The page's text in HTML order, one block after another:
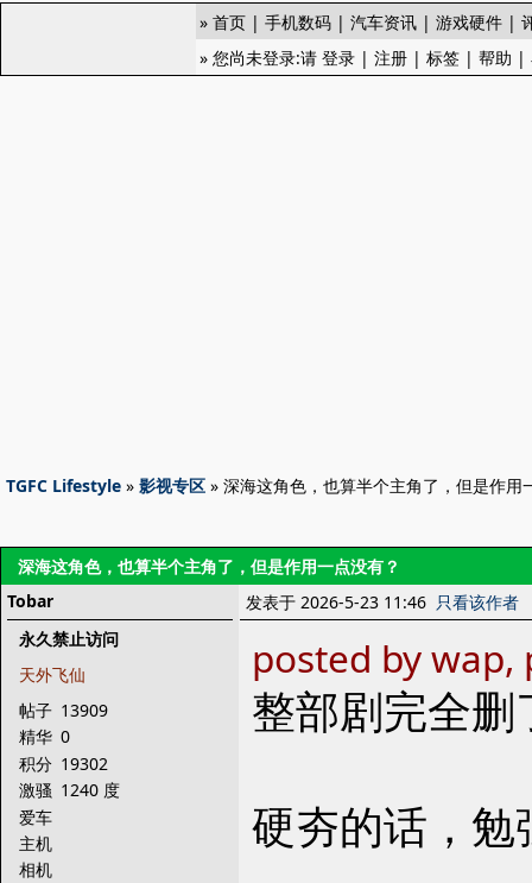
» 首页 | 手机数码 | 汽车资讯 | 游戏硬件 |
» 您尚未登录:请 登录 | 注册 | 标签 | 帮助 |
TGFC Lifestyle » 影视专区 » 深海这角色，也算半个主角了，但是作用
深海这角色，也算半个主角了，但是作用一点没有？
Tobar
永久禁止访问
天外飞仙
帖子 13909
精华 0
积分 19302
激骚 1240 度
爱车
主机
相机
发表于 2026-5-23 11:46 只看该作者
posted by
整部剧完全
硬夯的话，